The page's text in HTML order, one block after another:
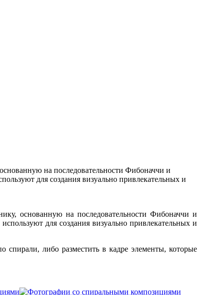
на последовательности Фибоначчи и
для создания визуально привлекательных и
основанную на последовательности Фибоначчи и
для создания визуально привлекательных и
либо разместить в кадре элементы, которые